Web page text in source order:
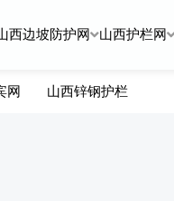
西边坡防护网 山西护栏网
网 山西锌钢护栏